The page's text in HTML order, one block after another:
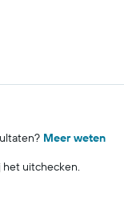
Meer weten
het uitchecken.